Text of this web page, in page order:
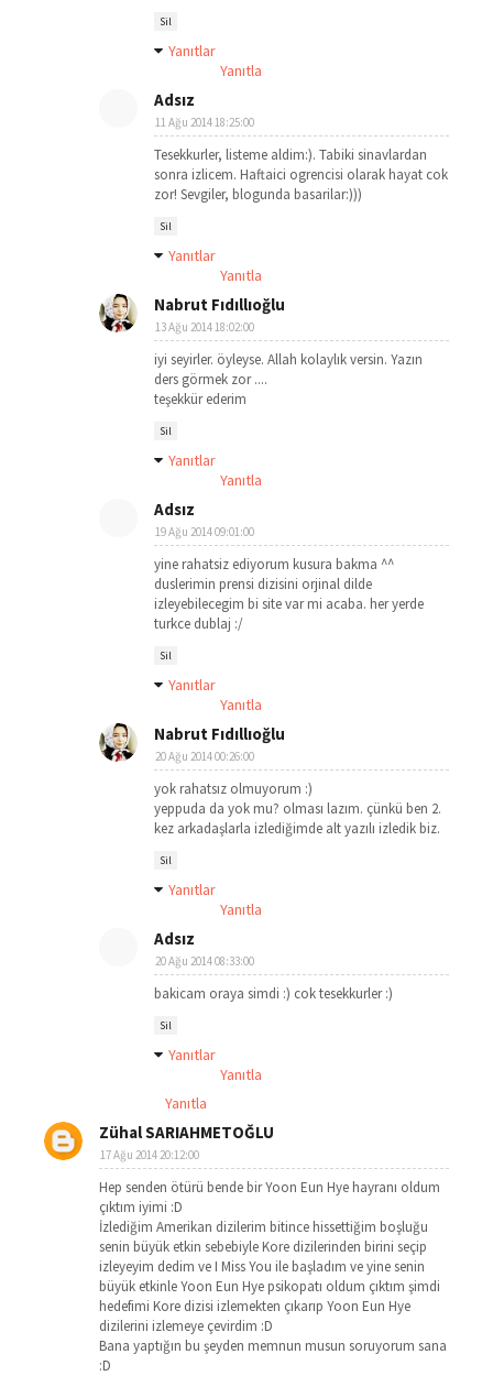
Sil
Yanıtlar
Yanıtla
Adsız
11 Ağu 2014 18:25:00
Tesekkurler, listeme aldim:). Tabiki sinavlardan
sonra izlicem. Haftaici ogrencisi olarak hayat cok
zor! Sevgiler, blogunda basarilar:)))
Sil
Yanıtlar
Yanıtla
Nabrut Fıdıllıoğlu
13 Ağu 2014 18:02:00
iyi seyirler. öyleyse. Allah kolaylık versin. Yazın
ders görmek zor ....
teşekkür ederim
Sil
Yanıtlar
Yanıtla
Adsız
19 Ağu 2014 09:01:00
yine rahatsiz ediyorum kusura bakma ^^
duslerimin prensi dizisini orjinal dilde
izleyebilecegim bi site var mi acaba. her yerde
turkce dublaj :/
Sil
Yanıtlar
Yanıtla
Nabrut Fıdıllıoğlu
20 Ağu 2014 00:26:00
yok rahatsız olmuyorum :)
yeppuda da yok mu? olması lazım. çünkü ben 2.
kez arkadaşlarla izlediğimde alt yazılı izledik biz.
Sil
Yanıtlar
Yanıtla
Adsız
20 Ağu 2014 08:33:00
bakicam oraya simdi :) cok tesekkurler :)
Sil
Yanıtlar
Yanıtla
Yanıtla
Zühal SARIAHMETOĞLU
17 Ağu 2014 20:12:00
Hep senden ötürü bende bir Yoon Eun Hye hayranı oldum
çıktım iyimi :D
İzlediğim Amerikan dizilerim bitince hissettiğim boşluğu
senin büyük etkin sebebiyle Kore dizilerinden birini seçip
izleyeyim dedim ve I Miss You ile başladım ve yine senin
büyük etkinle Yoon Eun Hye psikopatı oldum çıktım şimdi
hedefimi Kore dizisi izlemekten çıkarıp Yoon Eun Hye
dizilerini izlemeye çevirdim :D
Bana yaptığın bu şeyden memnun musun soruyorum sana
:D